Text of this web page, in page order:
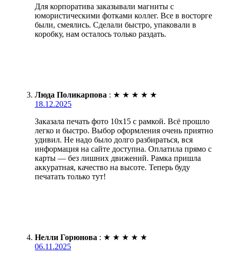
Для корпоратива заказывали магниты с
юмористическими фотками коллег. Все в восторге
были, смеялись. Сделали быстро, упаковали в
коробку, нам осталось только раздать.
Люда Поликарпова : ★ ★ ★ ★ ★
18.12.2025
Заказала печать фото 10х15 с рамкой. Всё прошло
легко и быстро. Выбор оформления очень приятно
удивил. Не надо было долго разбираться, вся
информация на сайте доступна. Оплатила прямо с
карты — без лишних движений. Рамка пришла
аккуратная, качество на высоте. Теперь буду
печатать только тут!
Нелли Горюнова : ★ ★ ★ ★ ★
06.11.2025